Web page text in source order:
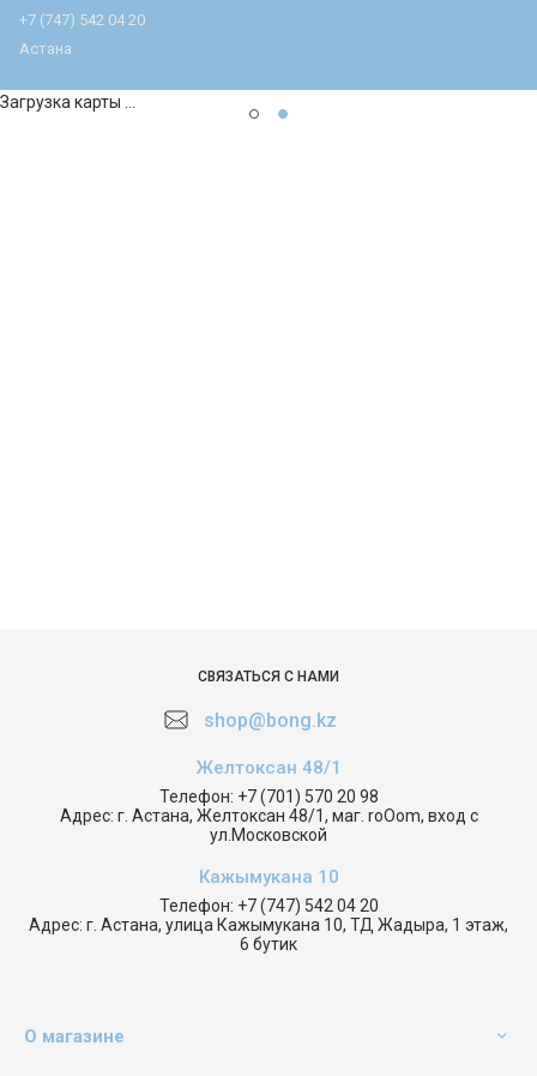
+7 (747) 542 04 20
Астана
Загрузка карты ...
СВЯЗАТЬСЯ С НАМИ
shop@bong.kz
Желтоксан 48/1
Телефон: +7 (701) 570 20 98
Адрес: г. Астана, Желтоксан 48/1, маг. roOom, вход с
ул.Московской
Кажымукана 10
Телефон: +7 (747) 542 04 20
Адрес: г. Астана, улица Кажымукана 10, ТД Жадыра, 1 этаж,
6 бутик
О магазине